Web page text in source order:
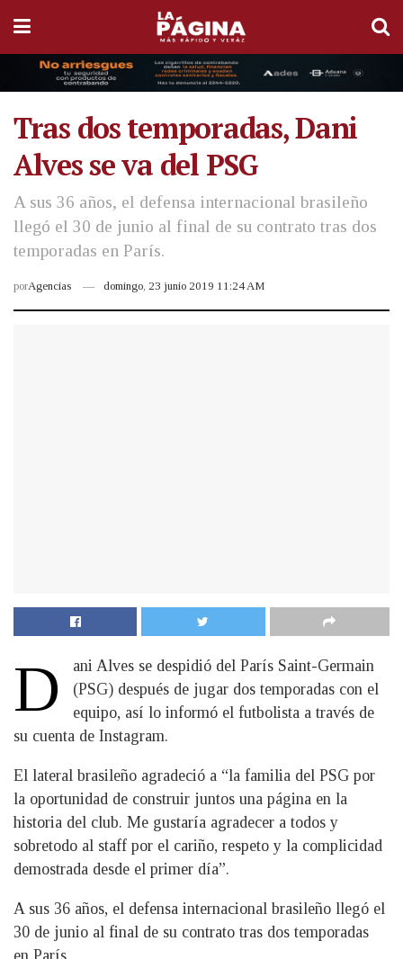
Tras dos temporadas, Dani
Alves se va del PSG
A sus 36 años, el defensa internacional brasileño
llegó el 30 de junio al final de su contrato tras dos
temporadas en París.
porAgencias domingo, 23 junio 2019 11:24 AM
D
ani Alves se despidió del París Saint-Germain
(PSG) después de jugar dos temporadas con el
equipo, así lo informó el futbolista a través de
su cuenta de Instagram.
El lateral brasileño agradeció a “la familia del PSG por
la oportunidad de construir juntos una página en la
historia del club. Me gustaría agradecer a todos y
sobretodo al staff por el cariño, respeto y la complicidad
demostrada desde el primer día”.
A sus 36 años, el defensa internacional brasileño llegó el
30 de junio al final de su contrato tras dos temporadas